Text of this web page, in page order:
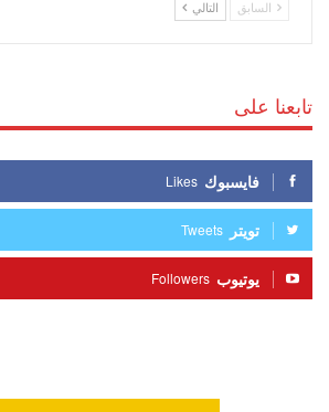
السابق التالي
تابعنا على
فايسبوك Likes
تويتر Tweets
يوتيوب Followers